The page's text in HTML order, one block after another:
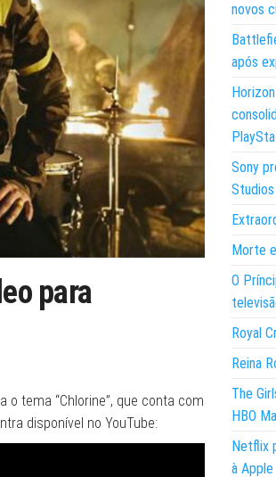
para
o tema “Chlorine”, que conta com
disponível no YouTube:
novos
após
Sony
Morte
O
Royal
Reina
The
HBO
Netflix
à Apple